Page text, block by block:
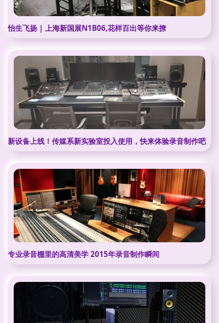
怡生飞扬 | 上海新国展N1B06,花样百出等你来撩
新设备上线！传媒系新实验室投入使用，快来体验录音制作吧
专业录音棚里的高清美学 2015年录音制作瞬间